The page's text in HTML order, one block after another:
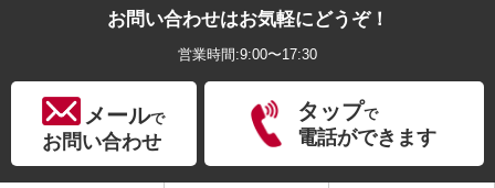
お問い合わせはお気軽にどうぞ！
営業時間:9:00〜17:30
メールで
お問い合わせ
タップで
電話ができます